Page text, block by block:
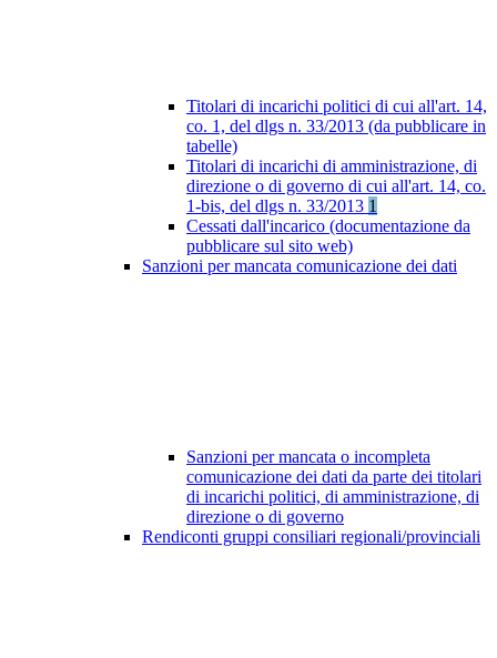
Titolari di incarichi politici di cui all'art. 14,
co. 1, del dlgs n. 33/2013 (da pubblicare in
tabelle)
Titolari di incarichi di amministrazione, di
direzione o di governo di cui all'art. 14, co.
1-bis, del dlgs n. 33/2013 1
Cessati dall'incarico (documentazione da
pubblicare sul sito web)
Sanzioni per mancata comunicazione dei dati
Sanzioni per mancata o incompleta
comunicazione dei dati da parte dei titolari
di incarichi politici, di amministrazione, di
direzione o di governo
Rendiconti gruppi consiliari regionali/provinciali